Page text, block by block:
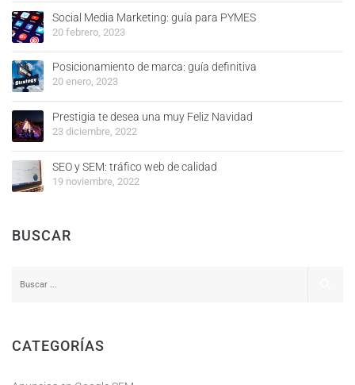
Social Media Marketing: guía para PYMES
20 febrero, 2023
Posicionamiento de marca: guía definitiva
20 enero, 2023
Prestigia te desea una muy Feliz Navidad
23 diciembre, 2022
SEO y SEM: tráfico web de calidad
19 noviembre, 2022
BUSCAR
CATEGORÍAS